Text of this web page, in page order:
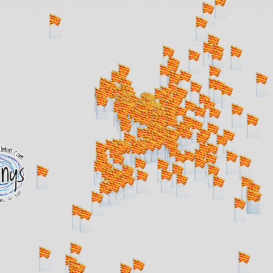
484 webs... un moment si us